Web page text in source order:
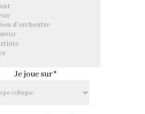
Je joue sur*